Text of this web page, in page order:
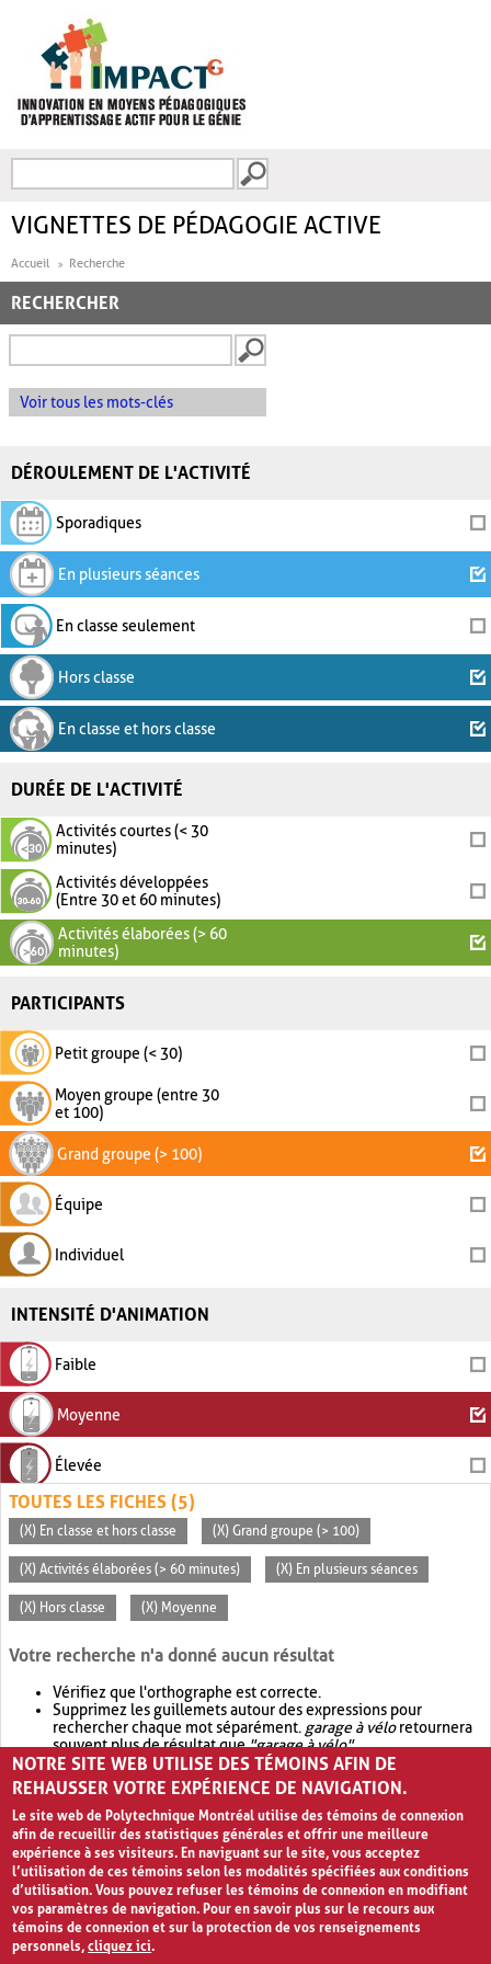
FORMULAIRE DE
VIGNETTES DE PÉDAGOGIE ACTIVE
Accueil Recherche
RECHERCHER
Voir tous les mots-clés
DÉROULEMENT DE L'ACTIVITÉ
Sporadiques
En plusieurs séances
En classe seulement
Hors classe
En classe et hors classe
DURÉE DE L'ACTIVITÉ
Activités courtes (< 30
minutes)
Activités développées
(Entre 30 et 60 minutes)
Activités élaborées (> 60
minutes)
PARTICIPANTS
Petit groupe (< 30)
Moyen groupe (entre 30
et 100)
Grand groupe (> 100)
Équipe
Individuel
INTENSITÉ D'ANIMATION
Faible
Moyenne
Élevée
TOUTES LES FICHES (5)
(X) En classe et hors classe (X) Grand groupe (> 100)
(X) Activités élaborées (> 60 minutes) (X) En plusieurs séances
(X) Hors classe (X) Moyenne
Votre recherche n'a donné aucun résultat
Vérifiez que l'orthographe est correcte.
Supprimez les guillemets autour des expressions pour
rechercher chaque mot séparément. garage à véloretournera
souvent plus de résultat que"garage à vélo".
Envisagez d'élargir votre recherche avec OR.garage OR vélo
retournera souvent plus de résultat quegarage à vélo
NOTRE SITE WEB UTILISE DES TÉMOINS AFIN DE
REHAUSSER VOTRE EXPÉRIENCE DE NAVIGATION.
Le site web de Polytechnique Montréal utilise des témoins de connexion
afin de recueillir des statistiques générales et offrir une meilleure
expérience à ses visiteurs. En naviguant sur le site, vous acceptez
l’utilisation de ces témoins selon les modalités spécifiées aux conditions
d’utilisation. Vous pouvez refuser les témoins de connexion en modifiant
vos paramètres de navigation. Pour en savoir plus sur le recours aux
témoins de connexion et sur la protection de vos renseignements
personnels,cliquez ici.